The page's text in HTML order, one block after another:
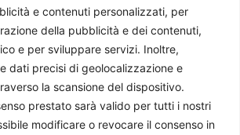
e contenuti personalizzati, per
della pubblicità e dei contenuti,
e per sviluppare servizi. Inoltre,
dati precisi di geolocalizzazione e
la scansione del dispositivo.
prestato sarà valido per tutti i nostri
modificare o revocare il consenso in